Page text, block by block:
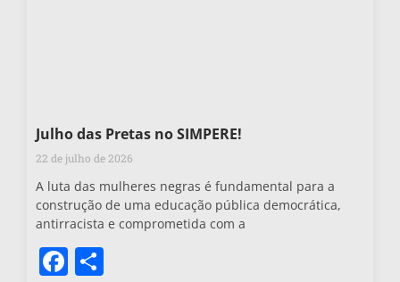
Julho das Pretas no SIMPERE!
22 de julho de 2026
A luta das mulheres negras é fundamental para a
construção de uma educação pública democrática,
antirracista e comprometida com a
Facebook